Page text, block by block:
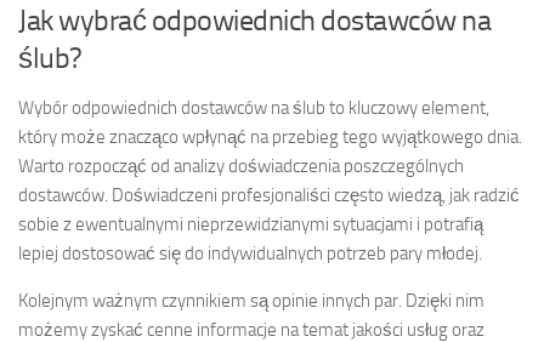
Jak wybrać odpowiednich dostawców na
ślub?
Wybór odpowiednich dostawców na ślub to kluczowy element,
który może znacząco wpłynąć na przebieg tego wyjątkowego dnia.
Warto rozpocząć od analizy doświadczenia poszczególnych
dostawców. Doświadczeni profesjonaliści często wiedzą, jak radzić
sobie z ewentualnymi nieprzewidzianymi sytuacjami i potrafią
lepiej dostosować się do indywidualnych potrzeb pary młodej.
Kolejnym ważnym czynnikiem są opinie innych par. Dzięki nim
możemy zyskać cenne informacje na temat jakości usług oraz